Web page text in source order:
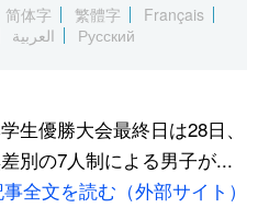
Русский
简体字 繁體字
Français
العربية Русский
生優勝大会最終日は28日、
別の7人制による男子が...
全文を読む（外部サイト）